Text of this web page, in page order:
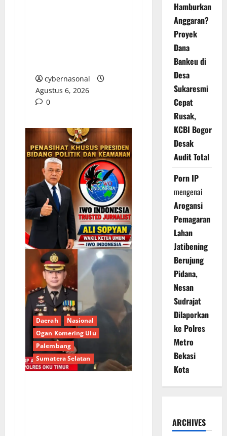
cybernasonal
Agustus 6, 2026
0
Daerah
Nasional
Ogan Komering Ulu
Palembang
Sumatera Selatan
Hamburkan
Anggaran?
Proyek
Dana
Bankeu di
Desa
Sukaresmi
Cepat
Rusak,
KCBI Bogor
Desak
Audit Total
Porn IP
mengenai
Arogansi
Pemagaran
Lahan
Jatibening
Berujung
Pidana,
Nesan
Sudrajat
Dilaporkan
ke Polres
Metro
Bekasi
Kota
ARCHIVES